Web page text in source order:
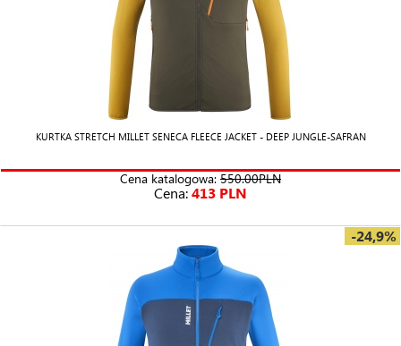
KURTKA STRETCH MILLET SENECA FLEECE JACKET - DEEP JUNGLE-SAFRAN
Cena katalogowa: 550.00PLN
Cena:413 PLN
-24,9%